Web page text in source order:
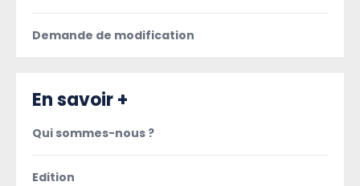
Demande de modification
En savoir +
Qui sommes-nous ?
Edition